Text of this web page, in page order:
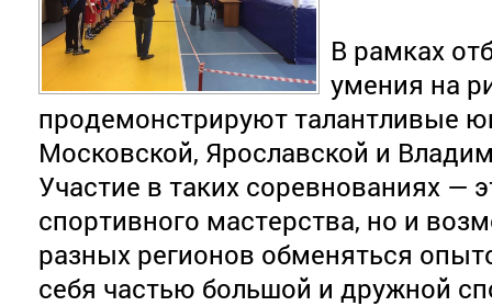
В рамках
умения на
продемонстрируют талантливые
Московской, Ярославской и
Участие в таких соревнованиях —
спортивного мастерства, но и
разных регионов обменяться
себя частью большой и дружной